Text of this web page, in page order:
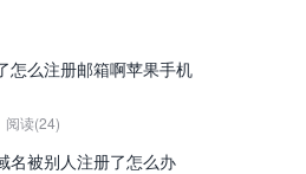
怎么注册邮箱啊苹果手机
阅读(24)
名被别人注册了怎么办